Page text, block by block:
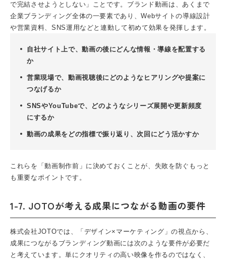
で完結させようとしない」ことです。ブランド動画は、あくまで
企業ブランディング全体の一要素であり、Webサイトの導線設計
や営業資料、SNS運用などと連動して初めて効果を発揮します。
自社サイト上で、動画の後にどんな情報・導線を配置する
か
営業現場で、動画視聴後にどのようなヒアリングや提案に
つなげるか
SNSやYouTubeで、どのようなシリーズ展開や更新頻度
にするか
動画の成果をどの指標で振り返り、次回にどう活かすか
これらを「動画制作前」に決めておくことが、失敗を防ぐもっと
も重要なポイントです。
1-7. JOTOが考える成果につながる動画の要件
株式会社JOTOでは、「 デザイン×マーケティング 」の視点から、
成果につながる ブランディング動画には次のような要件が必要だ
と考えています。単にクオリティの高い映像を作るのではなく、